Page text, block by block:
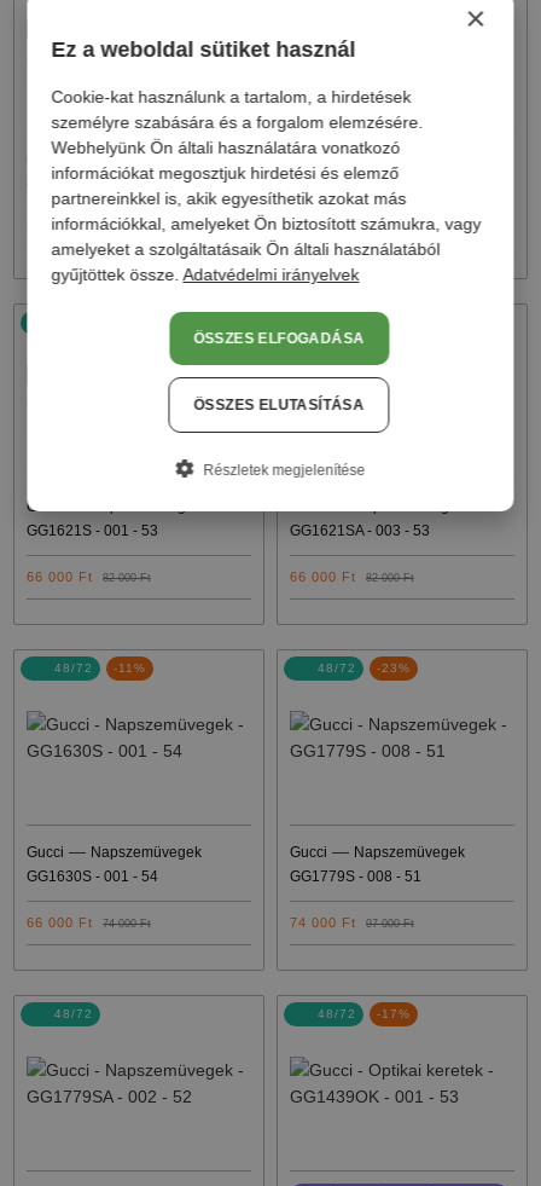
— Napszemüvegek
66 000 Ft 82 000 Ft
—
66 000 Ft 82 000 Ft
Gucci
GG1621S - 001 - 53
66 000 Ft 82 000 Ft
-20%
GG1621SA - 003 - 53
66 000 Ft 82 000 Ft
48/72 -11%
Gucci — Napszemüvegek
GG1630S - 001 - 54
66 000 Ft 74 000 Ft
48/72 -23%
Gucci — Napszemüvegek
GG1779S - 008 - 51
74 000 Ft 97 000 Ft
48/72 48/72 -17%
×
Ez a weboldal sütiket használ
Cookie-kat használunk a tartalom, a hirdetések
személyre szabására és a forgalom elemzésére.
Webhelyünk Ön általi használatára vonatkozó
információkat megosztjuk hirdetési és elemző
partnereinkkel is, akik egyesíthetik azokat más
információkkal, amelyeket Ön biztosított számukra, vagy
amelyeket a szolgáltatásaik Ön általi használatából
gyűjtöttek össze.Adatvédelmi irányelvek
ÖSSZES ELFOGADÁSA
ÖSSZES ELUTASÍTÁSA
Részletek megjelenítése